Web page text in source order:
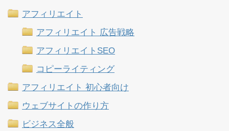
アフィリエイト
アフィリエイト 広告戦略
アフィリエイトSEO
コピーライティング
アフィリエイト 初心者向け
ウェブサイトの作り方
ビジネス全般